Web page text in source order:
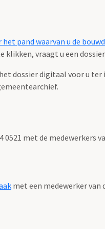
het pand waarvan u de
klikken, vraagt u een
dossier digitaal voor u
met de medewerkers
met een medewerker van